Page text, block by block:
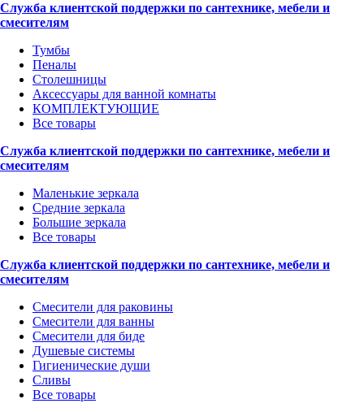
Служба клиентской поддержки по сантехнике, мебели и
смесителям
Тумбы
Пеналы
Столешницы
Аксессуары для ванной комнаты
КОМПЛЕКТУЮЩИЕ
Все товары
Служба клиентской поддержки по сантехнике, мебели и
смесителям
Маленькие зеркала
Средние зеркала
Большие зеркала
Все товары
Служба клиентской поддержки по сантехнике, мебели и
смесителям
Смесители для раковины
Смесители для ванны
Смесители для биде
Душевые системы
Гигиенические души
Сливы
Все товары